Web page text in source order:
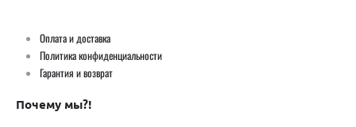
Оплата и доставка
Политика конфиденциальности
Гарантия и возврат
Почему мы?!